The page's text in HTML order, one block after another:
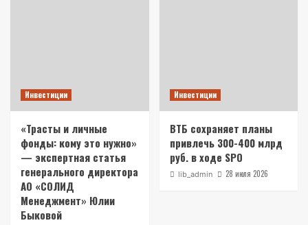
Инвестиции
«Трасты и личные
фонды: кому это нужно»
— экспертная статья
генерального директора
АО «СОЛИД
Менеджмент» Юлии
Быковой
Инвестиции
ВТБ сохраняет планы
привлечь 300-400 млрд
руб. в ходе SPO
lib_admin 28 июля 2026